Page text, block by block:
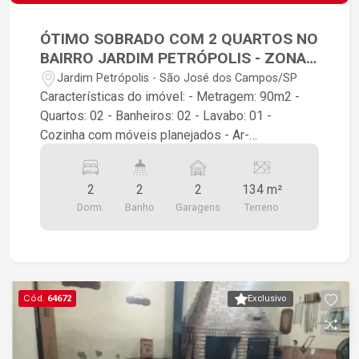
ÓTIMO SOBRADO COM 2 QUARTOS NO
BAIRRO JARDIM PETRÓPOLIS - ZONA
SUL DE SÃO JOSÉ DOS CAMPOS
Jardim Petrópolis - São José dos Campos/SP
Características do imóvel: - Metragem: 90m2 -
Quartos: 02 - Banheiros: 02 - Lavabo: 01 -
Cozinha com móveis planejados - Ar-
sala/quarto, quando fechada transforma um dos
quartos em suíte - Piso inferior: garagem, sala,
cozinha, quartos e área de lazer com
Portão automático O Jardim Petrópolis, ao lado
do Conjunto Residencial 31 de Março, é um bairro
residencial consolidado de São José dos
Campos, perfeito para famílias que buscam
2
Dorm.
2
Banho
2
Garagens
134 m²
Terreno
Exclusivo
Cód. 64672